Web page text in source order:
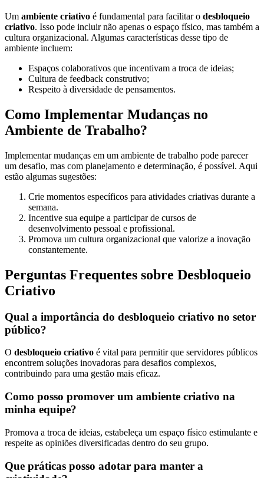
Um ambiente criativo é fundamental para facilitar o desbloqueio
criativo. Isso pode incluir não apenas o espaço físico, mas também a
cultura organizacional. Algumas características desse tipo de
ambiente incluem:
Espaços colaborativos que incentivam a troca de ideias;
Cultura de feedback construtivo;
Respeito à diversidade de pensamentos.
Como Implementar Mudanças no
Ambiente de Trabalho?
Implementar mudanças em um ambiente de trabalho pode parecer
um desafio, mas com planejamento e determinação, é possível. Aqui
estão algumas sugestões:
Crie momentos específicos para atividades criativas durante a
semana.
Incentive sua equipe a participar de cursos de
desenvolvimento pessoal e profissional.
Promova um cultura organizacional que valorize a inovação
constantemente.
Perguntas Frequentes sobre Desbloqueio
Criativo
Qual a importância do desbloqueio criativo no setor
público?
O desbloqueio criativo é vital para permitir que servidores públicos
encontrem soluções inovadoras para desafios complexos,
contribuindo para uma gestão mais eficaz.
Como posso promover um ambiente criativo na
minha equipe?
Promova a troca de ideias, estabeleça um espaço físico estimulante e
respeite as opiniões diversificadas dentro do seu grupo.
Que práticas posso adotar para manter a